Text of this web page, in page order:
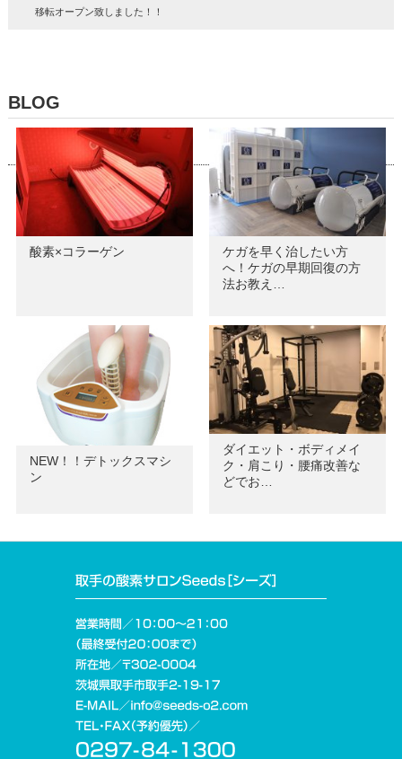
移転オープン致しました！！
BLOG
酸素×コラーゲン
ケガを早く治したい方
へ！ケガの早期回復の方
法お教え…
NEW！！デトックスマシ
ン
ダイエット・ボディメイ
ク・肩こり・腰痛改善な
どでお…